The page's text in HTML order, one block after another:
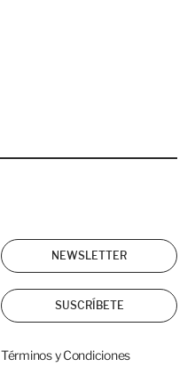
NEWSLETTER
SUSCRÍBETE
Términos y Condiciones